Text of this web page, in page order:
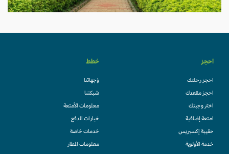
احجز
احجز رحلتك
احجز مقعدك
اختر وجبتك
امتعة إضافية
حقيبة إكسبريس
خدمة الأولوية
خطط
وُجهاتنا
شبكتنا
معلومات الأمتعة
خيارات الدفع
خدمات خاصة
معلومات المطار